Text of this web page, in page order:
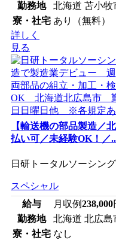
勤務地
北海道 苫小牧
寮・社宅 あり（無料）
詳しく
見る
【輸送機の部品製造／
払い可／未経験OK！／
日研トータルソーシン
スペシャル
給与
月収例238,000
勤務地
北海道 北広島
寮・社宅 なし